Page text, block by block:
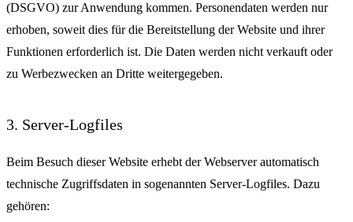
(DSGVO) zur Anwendung kommen. Personendaten werden nur
erhoben, soweit dies für die Bereitstellung der Website und ihrer
Funktionen erforderlich ist. Die Daten werden nicht verkauft oder
zu Werbezwecken an Dritte weitergegeben.
3. Server-Logfiles
Beim Besuch dieser Website erhebt der Webserver automatisch
technische Zugriffsdaten in sogenannten Server-Logfiles. Dazu
gehören: